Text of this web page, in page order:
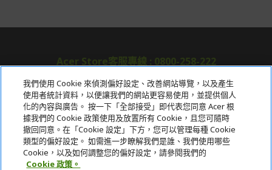
Acer Store客服專線 : 0800-258-222
關於宏碁
服務
宏碁網路商城
我們使用 Cookie 來偵測偏好設定、改善網站導覽，以及產生
使用者統計資料，以便讓我們的網站更容易使用，並提供個人
化的內容與廣告。 按一下「全部接受」即代表您同意 Acer 根
據我們的 Cookie 政策使用及放置所有 Cookie，且您可隨時
撤回同意。在「Cookie 設定」下方，您可以管理每種 Cookie
類型的偏好設定。 如需進一步瞭解我們是誰、我們使用哪些
Cookie，以及如何調整您的偏好設定，請參閱我們的
Cookie 政策。